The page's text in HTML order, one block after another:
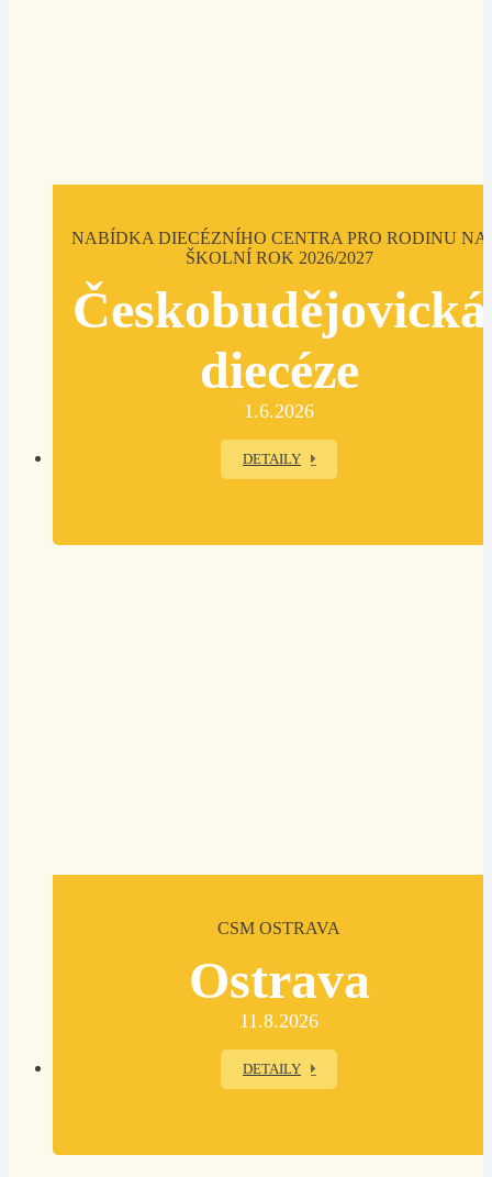
NABÍDKA DIECÉZNÍHO CENTRA PRO RODINU NA
ŠKOLNÍ ROK 2026/2027
Českobudějovická
diecéze
1.6.2026
DETAILY
CSM OSTRAVA
Ostrava
11.8.2026
DETAILY